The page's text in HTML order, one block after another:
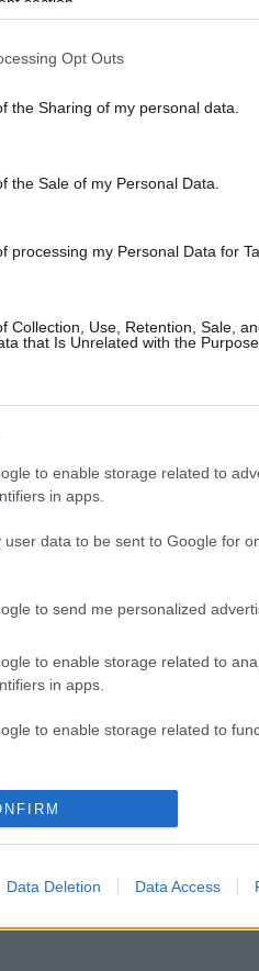
Opt Outs
the Sharing of my personal data.
the Sale of my Personal Data.
processing my Personal Data for
Collection, Use, Retention, Sale,
that Is Unrelated with the
to enable storage related to
in apps.
user data to be sent to Google for
to send me personalized
to enable storage related to
in apps.
to enable storage related to
to enable storage related to
to enable storage related to
Data Deletion Data Access